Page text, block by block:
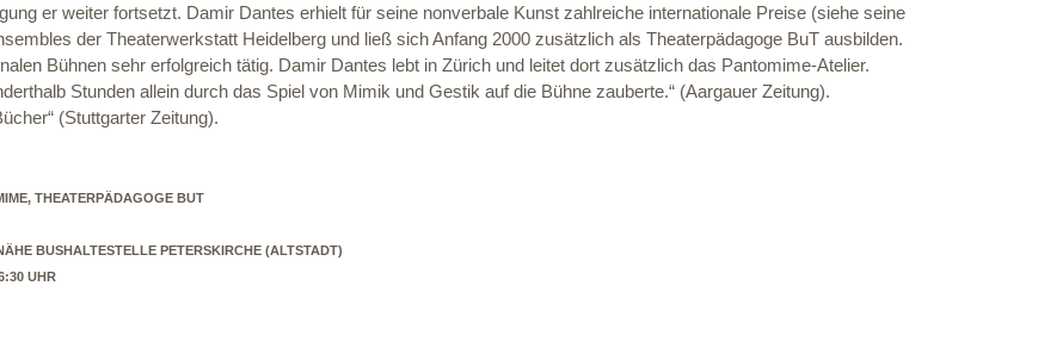
er weiter fortsetzt. Damir Dantes erhielt für seine nonverbale Kunst zahlreiche internationale Preise (siehe seine
der Theaterwerkstatt Heidelberg und ließ sich Anfang 2000 zusätzlich als Theaterpädagoge BuT ausbilden.
Bühnen sehr erfolgreich tätig. Damir Dantes lebt in Zürich und leitet dort zusätzlich das Pantomime-Atelier.
Stunden allein durch das Spiel von Mimik und Gestik auf die Bühne zauberte.“ (Aargauer Zeitung).
(Stuttgarter Zeitung).
THEATERPÄDAGOGE BUT
BUSHALTESTELLE PETERSKIRCHE (ALTSTADT)
UHR